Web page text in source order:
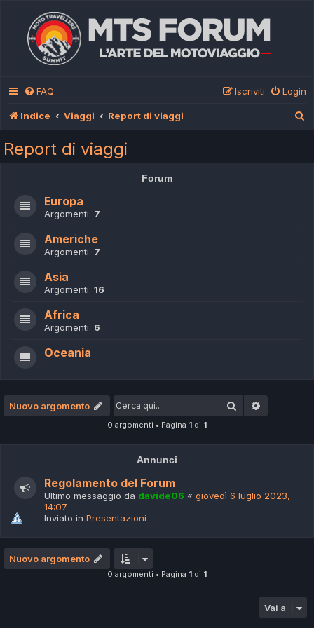
FAQ Login
Iscriviti
Indice Viaggi Report di viaggi
Report di viaggi
Forum
Europa
Argomenti: 7
Americhe
Argomenti: 7
Asia
Argomenti: 16
Africa
Argomenti: 6
Oceania
Nuovo argomento Cerca
0 argomenti • Pagina 1 di 1
Annunci
Regolamento del Forum
Ultimo messaggio da davide06 « giovedì 6 luglio 2023,
14:07
Inviato in Presentazioni
Nuovo argomento
0 argomenti • Pagina 1 di 1
Vai a